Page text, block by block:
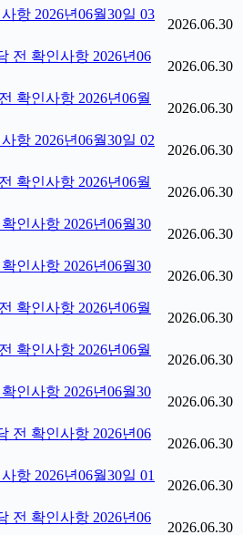
항 2026년06월30일 03
2026.06.30
전 확인사항 2026년06
2026.06.30
확인사항 2026년06월
2026.06.30
항 2026년06월30일 02
2026.06.30
확인사항 2026년06월
2026.06.30
인사항 2026년06월30
2026.06.30
인사항 2026년06월30
2026.06.30
확인사항 2026년06월
2026.06.30
확인사항 2026년06월
2026.06.30
인사항 2026년06월30
2026.06.30
전 확인사항 2026년06
2026.06.30
항 2026년06월30일 01
2026.06.30
전 확인사항 2026년06
2026.06.30